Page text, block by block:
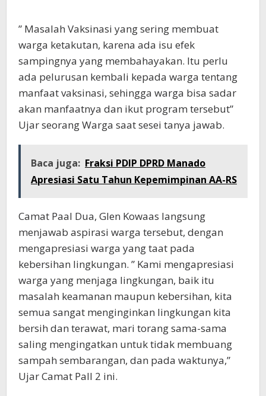
” Masalah Vaksinasi yang sering membuat
warga ketakutan, karena ada isu efek
sampingnya yang membahayakan. Itu perlu
ada pelurusan kembali kepada warga tentang
manfaat vaksinasi, sehingga warga bisa sadar
akan manfaatnya dan ikut program tersebut”
Ujar seorang Warga saat sesei tanya jawab.
Baca juga: Fraksi PDIP DPRD Manado
Apresiasi Satu Tahun Kepemimpinan AA-RS
Camat Paal Dua, Glen Kowaas langsung
menjawab aspirasi warga tersebut, dengan
mengapresiasi warga yang taat pada
kebersihan lingkungan. ” Kami mengapresiasi
warga yang menjaga lingkungan, baik itu
masalah keamanan maupun kebersihan, kita
semua sangat menginginkan lingkungan kita
bersih dan terawat, mari torang sama-sama
saling mengingatkan untuk tidak membuang
sampah sembarangan, dan pada waktunya,”
Ujar Camat Pall 2 ini.